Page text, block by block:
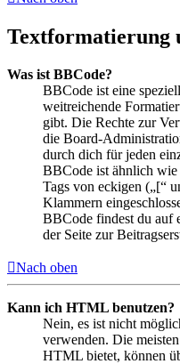
Textformatierung
Was ist BBCode?
BBCode ist eine
weitreichende
gibt. Die Rechte zur
die Board-
durch dich für jeden
BBCode ist ähnlich
Tags von eckigen („[“
Klammern
BBCode findest du auf
der Seite zur
Nach oben
Kann ich HTML benutzen?
Nein, es ist nicht
verwenden. Die
HTML bietet, können